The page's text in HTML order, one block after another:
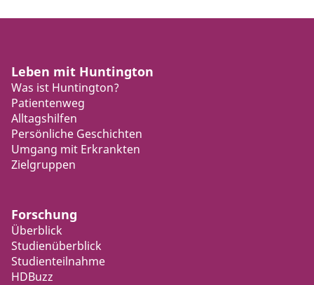
Leben mit Huntington
Was ist Huntington?
Patientenweg
Alltagshilfen
Persönliche Geschichten
Umgang mit Erkrankten
Zielgruppen
Forschung
Überblick
Studienüberblick
Studienteilnahme
HDBuzz